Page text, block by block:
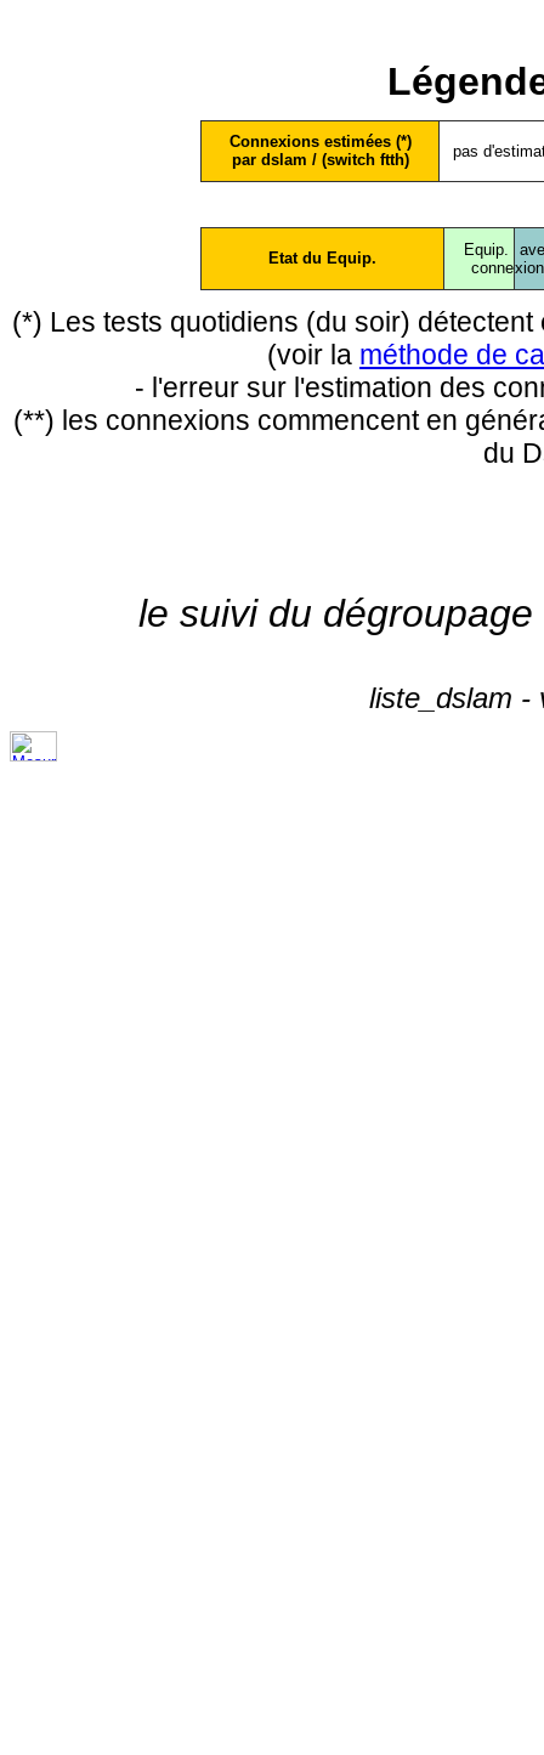
Connexions estimées (*)
par dslam / (switch ftth)
pas
Etat du Equip.
Equip.
conne
(*) Les tests quotidiens (du soir)
(voir la méthode de
- l'erreur sur l'estimation des
(**) les connexions commencent en
du
le suivi du
liste_dslam -